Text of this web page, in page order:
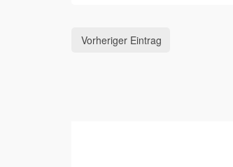
Vorheriger Eintrag